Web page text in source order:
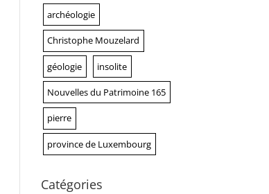
archéologie
Christophe Mouzelard
géologie insolite
Nouvelles du Patrimoine 165
pierre
province de Luxembourg
Catégories